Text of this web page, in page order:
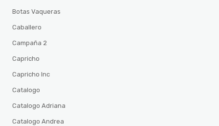
Botas Vaqueras
Caballero
Campaña 2
Capricho
Capricho Inc
Catalogo
Catalogo Adriana
Catalogo Andrea